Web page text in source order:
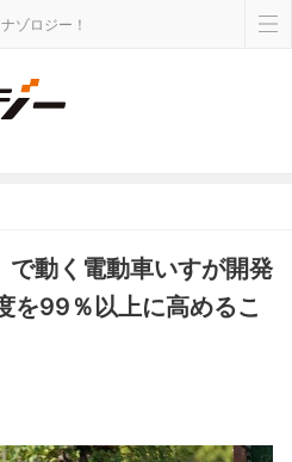
ゾロジー！
動く電動車いすが開発
99％以上に高めるこ